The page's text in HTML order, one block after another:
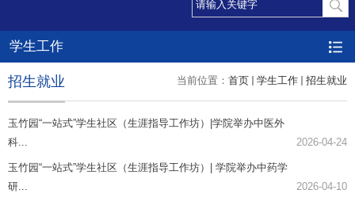
学生工作
当前位置： 首页 学生工作 招生就业
招生就业
玉竹园“一站式”学生社区（生涯指导工作坊）|学院举办中医外
科...
2026-04-24
玉竹园“一站式”学生社区（生涯指导工作坊）| 学院举办中药学
研...
2026-04-10